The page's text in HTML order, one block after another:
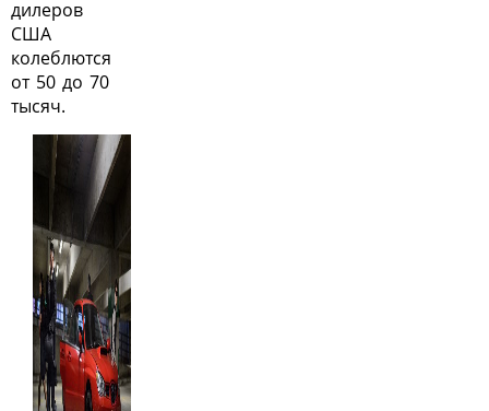
дилеров
США
колеблются
от 50 до 70
тысяч.